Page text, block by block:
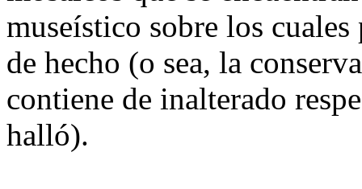
museístico sobre los
de hecho (o sea, la
contiene de inalterado
halló).